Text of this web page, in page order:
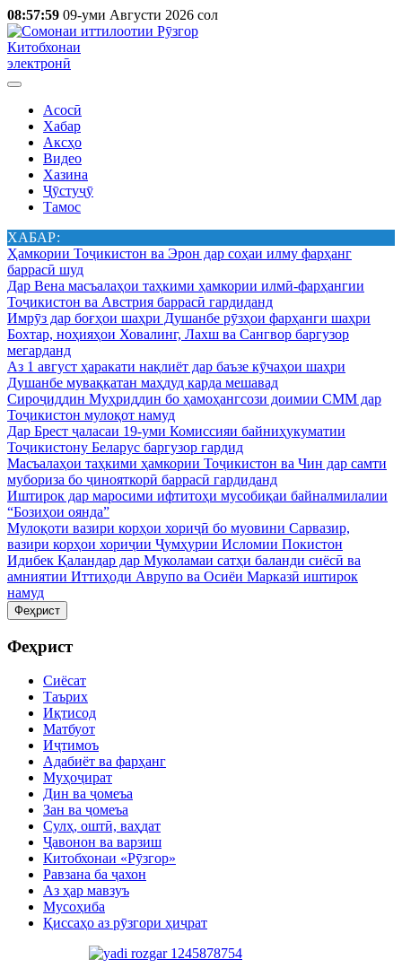
08:57:59 09-уми Августи 2026 сол
Китобхонаи
электронӣ
Асосӣ
Хабар
Аксҳо
Видео
Хазина
Ҷӯстуҷӯ
Тамос
ХАБАР:
Ҳамкории Тоҷикистон ва Эрон дар соҳаи илму фарҳанг
баррасӣ шуд
Дар Вена масъалаҳои таҳкими ҳамкории илмӣ-фарҳангии
Тоҷикистон ва Австрия баррасӣ гардиданд
Имрӯз дар боғҳои шаҳри Душанбе рӯзҳои фарҳанги шаҳри
Бохтар, ноҳияҳои Ховалинг, Лахш ва Сангвор баргузор
мегарданд
Аз 1 август ҳаракати нақлиёт дар баъзе кӯчаҳои шаҳри
Душанбе муваққатан маҳдуд карда мешавад
Сироҷиддин Муҳриддин бо ҳамоҳангсози доимии СММ дар
Тоҷикистон мулоқот намуд
Дар Брест ҷаласаи 19-уми Комиссияи байниҳукуматии
Тоҷикистону Беларус баргузор гардид
Масъалаҳои таҳкими ҳамкории Тоҷикистон ва Чин дар самти
мубориза бо ҷинояткорӣ баррасӣ гардиданд
Иштирок дар маросими ифтитоҳи мусобиқаи байналмилалии
“Бозиҳои оянда”
Мулоқоти вазири корҳои хориҷӣ бо муовини Сарвазир,
вазири корҳои хориҷии Ҷумҳурии Исломии Покистон
Идибек Қаландар дар Муколамаи сатҳи баланди сиёсӣ ва
амниятии Иттиҳоди Аврупо ва Осиёи Марказӣ иштирок
намуд
Феҳрист
Феҳрист
Сиёсат
Таърих
Иқтисод
Матбуот
Иҷтимоъ
Адабиёт ва фарҳанг
Муҳоҷират
Дин ва ҷомеъа
Зан ва ҷомеъа
Сулҳ, оштӣ, ваҳдат
Ҷавонон ва варзиш
Китобхонаи «Рӯзгор»
Равзана ба ҷахон
Аз ҳар мавзуъ
Мусоҳиба
Қиссаҳо аз рӯзгори ҳиҷрат